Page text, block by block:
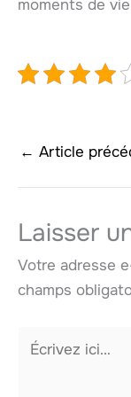
moments de
← Article
Laisser
Votre adresse
champs
Écrivez